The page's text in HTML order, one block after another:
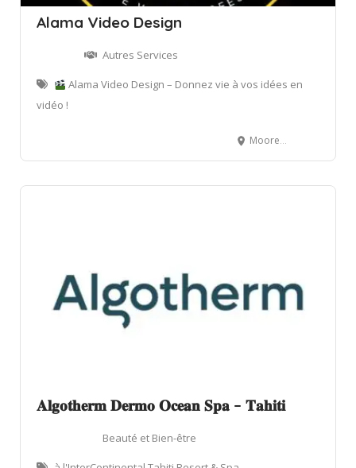
Alama Video Design
Autres Services
Alama Video Design – Donnez vie à vos idées en
vidéo !
Moorea, Polynésie Française
𝐀𝐥𝐠𝐨𝐭𝐡𝐞𝐫𝐦 𝐃𝐞𝐫𝐦𝐨 𝐎𝐜𝐞𝐚𝐧 𝐒𝐩𝐚 – 𝐓𝐚𝐡𝐢𝐭𝐢
Beauté et Bien-être